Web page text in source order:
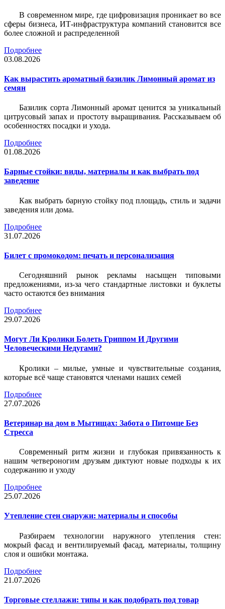
В современном мире, где цифровизация проникает во все
сферы бизнеса, ИТ-инфраструктура компаний становится все
более сложной и распределенной
Подробнее
03.08.2026
Как вырастить ароматный базилик Лимонный аромат из
семян
Базилик сорта Лимонный аромат ценится за уникальный
цитрусовый запах и простоту выращивания. Рассказываем об
особенностях посадки и ухода.
Подробнее
01.08.2026
Барные стойки: виды, материалы и как выбрать под
заведение
Как выбрать барную стойку под площадь, стиль и задачи
заведения или дома.
Подробнее
31.07.2026
Билет c промокодом: печать и персонализация
Сегодняшний рынок рекламы насыщен типовыми
предложениями, из-за чего стандартные листовки и буклеты
часто остаются без внимания
Подробнее
29.07.2026
Могут Ли Кролики Болеть Гриппом И Другими
Человеческими Недугами?
Кролики – милые, умные и чувствительные создания,
которые всё чаще становятся членами наших семей
Подробнее
27.07.2026
Ветеринар на дом в Мытищах: Забота о Питомце Без
Стресса
Современный ритм жизни и глубокая привязанность к
нашим четвероногим друзьям диктуют новые подходы к их
содержанию и уходу
Подробнее
25.07.2026
Утепление стен снаружи: материалы и способы
Разбираем технологии наружного утепления стен:
мокрый фасад и вентилируемый фасад, материалы, толщину
слоя и ошибки монтажа.
Подробнее
21.07.2026
Торговые стеллажи: типы и как подобрать под товар